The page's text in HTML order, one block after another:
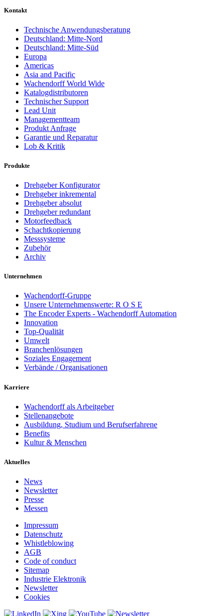
Kontakt
Technische Anwendungsberatung
Deutschland: Mitte-Nord
Deutschland: Mitte-Süd
Europa
Americas
Asia and Pacific
Wachendorff World Wide
Katalogdistributoren
Technischer Support
Lead Unit
Managementteam
Produkt Anfrage
Garantie und Reparatur
Lob & Kritik
Produkte
Drehgeber Konfigurator
Drehgeber inkremental
Drehgeber absolut
Drehgeber redundant
Motorfeedback
Schachtkopierung
Messsysteme
Zubehör
Archiv
Unternehmen
Wachendorff-Gruppe
Unsere Unternehmenswerte: R O S E
The Encoder Experts - Wachendorff Automation
Innovation
Top-Qualität
Umwelt
Branchenlösungen
Soziales Engagement
Verbände / Organisationen
Karriere
Wachendorff als Arbeitgeber
Stellenangebote
Ausbildung, Studium und Berufserfahrene
Benefits
Kultur & Menschen
Aktuelles
News
Newsletter
Presse
Messen
Impressum
Datenschutz
Whistleblowing
AGB
Code of conduct
Sitemap
Industrie Elektronik
Newsletter
Cookies